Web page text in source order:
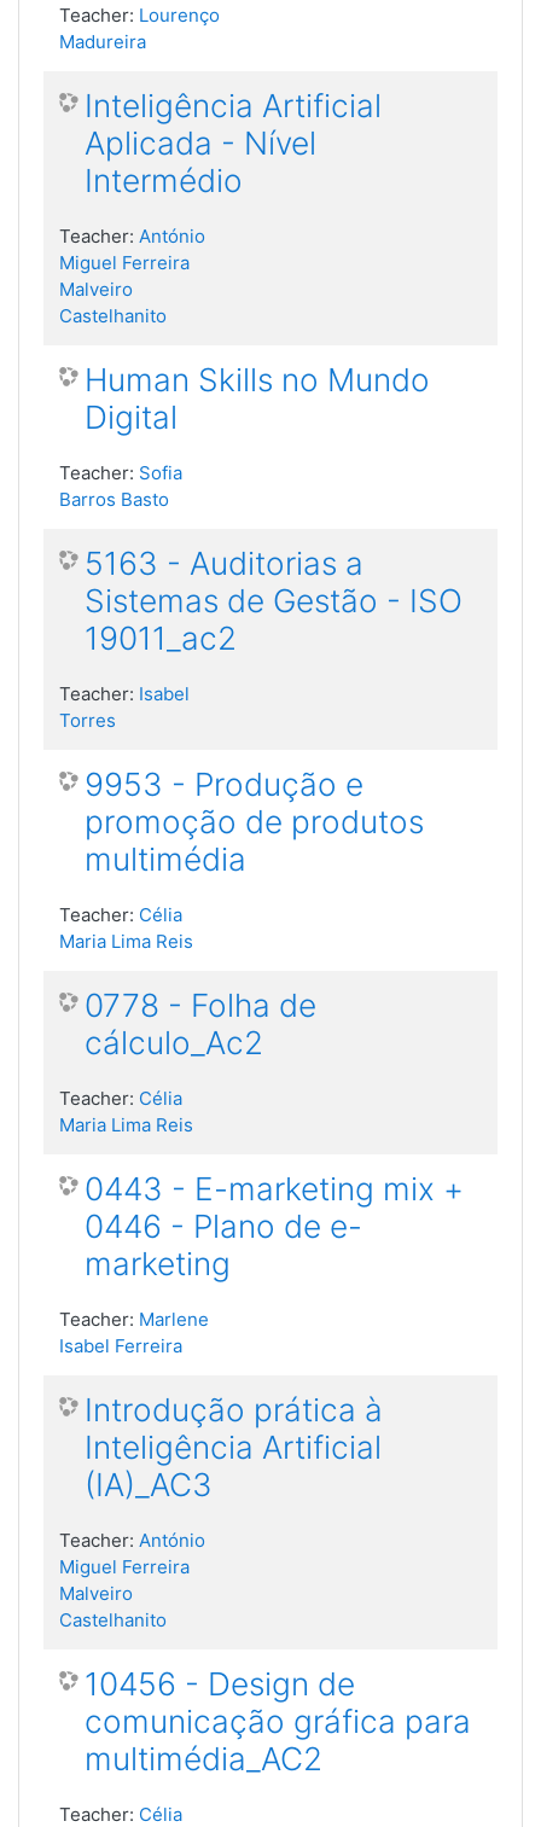
Teacher: Lourenço
Madureira
Inteligência Artificial
Aplicada - Nível
Intermédio
Teacher: António
Miguel Ferreira
Malveiro
Castelhanito
Human Skills no Mundo
Digital
Teacher: Sofia
Barros Basto
5163 - Auditorias a
Sistemas de Gestão - ISO
19011_ac2
Teacher: Isabel
Torres
9953 - Produção e
promoção de produtos
multimédia
Teacher: Célia
Maria Lima Reis
0778 - Folha de
cálculo_Ac2
Teacher: Célia
Maria Lima Reis
0443 - E-marketing mix +
0446 - Plano de e-
marketing
Teacher: Marlene
Isabel Ferreira
Introdução prática à
Inteligência Artificial
(IA)_AC3
Teacher: António
Miguel Ferreira
Malveiro
Castelhanito
10456 - Design de
comunicação gráfica para
multimédia_AC2
Teacher: Célia